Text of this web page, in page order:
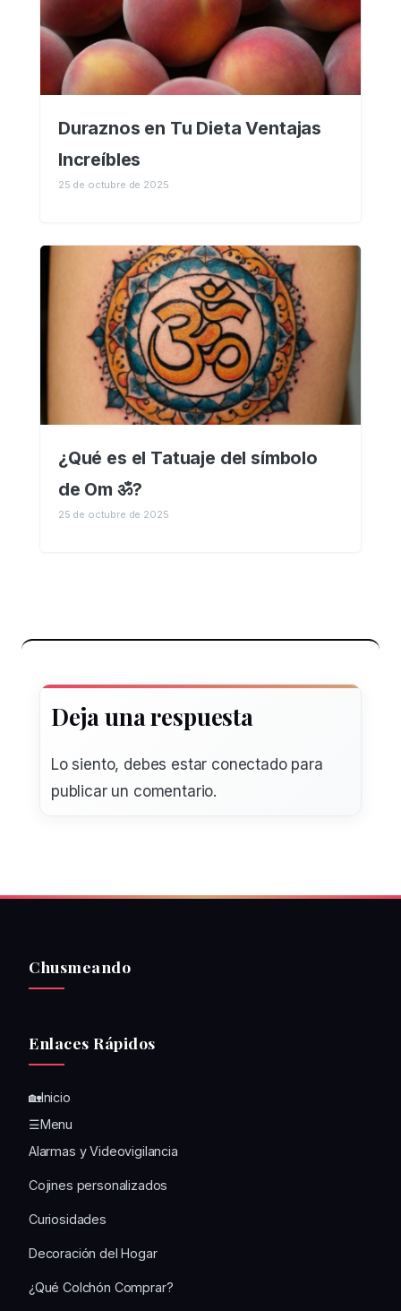
Duraznos en Tu Dieta Ventajas
Increíbles
25 de octubre de 2025
¿Qué es el Tatuaje del símbolo
de Om ॐ?
25 de octubre de 2025
Deja una respuesta
Lo siento, debes estar conectadopara
publicar un comentario.
Chusmeando
Enlaces Rápidos
🏡Inicio
☰Menu
Alarmas y Videovigilancia
Cojines personalizados
Curiosidades
Decoración del Hogar
¿Qué Colchón Comprar?